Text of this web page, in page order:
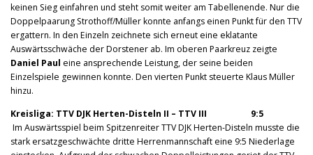
keinen Sieg einfahren und steht somit weiter am Tabellenende. Nur die
Doppelpaarung Strothoff/Müller konnte anfangs einen Punkt für den TTV
ergattern. In den Einzeln zeichnete sich erneut eine eklatante
Auswärtsschwäche der Dorstener ab. Im oberen Paarkreuz zeigte
Daniel Paul eine ansprechende Leistung, der seine beiden
Einzelspiele gewinnen konnte. Den vierten Punkt steuerte Klaus Müller
hinzu.
Kreisliga: TTV DJK Herten-Disteln II – TTV III 9:5
Im Auswärtsspiel beim Spitzenreiter TTV DJK Herten-Disteln musste die
stark ersatzgeschwächte dritte Herrenmannschaft eine 9:5 Niederlage